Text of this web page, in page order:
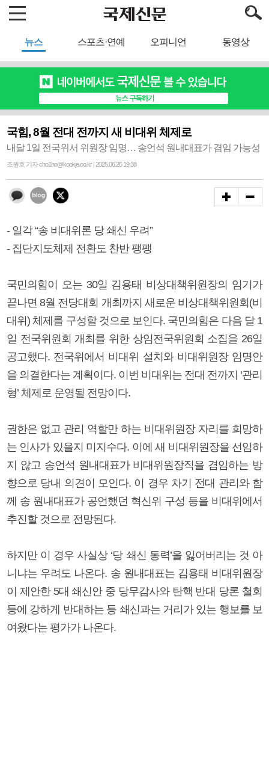
뉴스 스포츠·연예 오피니언 동영상
국힘, 8월 전대 전까지 새 비대위 체제로
내달 1일 전국위서 위원장 임명… 송언석 원내대표가 겸임 가능성
조원호 기자 cho1ho@kookje.co.kr | 2025.06.26 19:38
- 일각 “송 비대위론 당 쇄신 우려”
- 집단지도체제 전환도 찬반 팽팽
국민의힘이 오는 30일 김용태 비상대책위원장의 임기가
끝나면 8월 전당대회 개최까지 새로운 비상대책위원회(비
대위) 체제를 구성할 것으로 보인다. 국민의힘은 다음 달 1
일 전국위원회 개최를 위한 상임전국위원회 소집을 26일
공고했다. 전국위에서 비대위 설치와 비대위원장 임명안
을 의결한다는 계획이다. 이번 비대위는 전대 전까지 ‘관리
형’ 체제로 운영될 전망이다.
권한은 없고 관리 역할만 하는 비대위원장 자리를 희망하
는 인사가 있을지 미지수다. 이에 새 비대위원장을 선임하
지 않고 송언석 원내대표가 비대위원장직을 겸임하는 방
향으로 당내 의견이 모인다. 이 경우 차기 전대 관리와 함
께 송 원내대표가 공언했던 혁신위 구성 등을 비대위에서
추진할 것으로 전망된다.
하지만 이 경우 사실상 ‘당 쇄신 동력’을 잃어버리는 것 아
니냐는 우려도 나온다. 송 원내대표는 김용태 비대위원장
이 제안한 5대 쇄신안 중 당무감사와 탄핵 반대 당론 철회
등에 강하게 반대하는 등 쇄신과는 거리가 있는 행보를 보
여왔다는 평가가 나온다.